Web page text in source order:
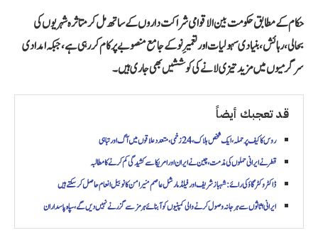
حکام کے مطابق حکومت بین الاقوامی شراکت داروں کے ساتھ مل کر متاثرہ شہریوں کی
بحالی، رہائش، بنیادی سہولیات اور تعمیرِ نو کے جامع منصوبے پر کام کر رہی ہے، جبکہ امدادی
سرگرمیوں میں مزید تیزی لانے کی کوششیں بھی جاری ہیں۔
قد تعجبك أيضاً
روس کا کیف پر حملہ، ایک شخص ہلاک، 24 زخمی، متعدد علاقوں میں آگ اور تباہی
قطر نے ایرانی حملوں کی مذمت، چین نے ایران اور امریکا سے کشیدگی کم کرنے کا مطالبہ
ڈاکٹر وکٹر گاؤ کی رائے: شہباز شریف اور فیلڈ مارشل عاصم منیر امن کا نوبیل انعام حاصل کر سکتے ہیں
ایرانی اثاثوں سے ہرجانہ وصول کرنے والی کمپنیوں کو آبنائے ہرمز سے گزرنے نہیں دیں گے، سپاہ پاسداران